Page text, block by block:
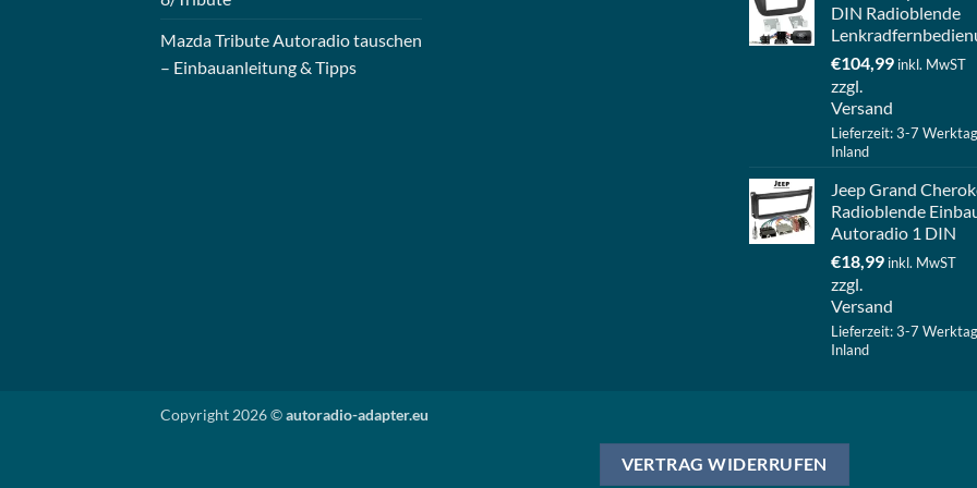
Mazda Tribute Autoradio tauschen
– Einbauanleitung & Tipps
DIN Radioblende
€104,99 inkl. MwST
zzgl.
Versand
Lieferzeit: 3-7
Inland
Jeep Grand
Radioblende
Autoradio 1 DIN
€18,99 inkl. MwST
zzgl.
Versand
Lieferzeit: 3-7
Inland
Copyright 2026 ©autoradio-adapter.eu
VERTRAG WIDERRUFEN